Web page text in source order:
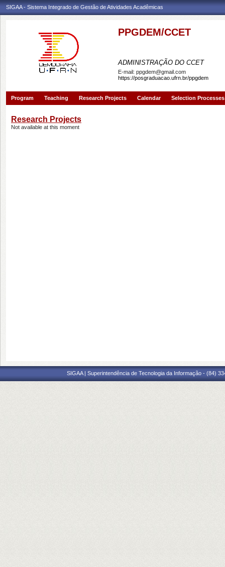
SIGAA - Sistema Integrado de Gestão de Atividades Acadêmicas
PPGDEM/CCET
ADMINISTRAÇÃO DO CCET
E-mail: ppgdem@gmail.com
https://posgraduacao.ufrn.br/ppgdem
Program Teaching Research Projects Calendar Selection Processes
Research Projects
Not available at this moment
SIGAA | Superintendência de Tecnologia da Informação - (84)